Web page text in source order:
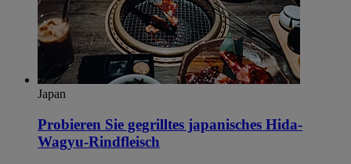
Japan
Probieren Sie gegrilltes japanisches Hida-
Wagyu-Rindfleisch